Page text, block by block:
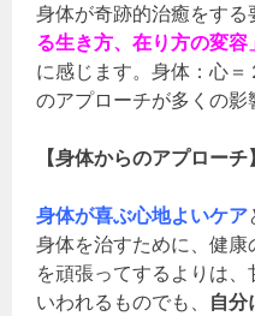
身体が奇跡的治癒をする
る生き方、在り方の変容
に感じます。身体：心
のアプローチが多くの影
【身体からのアプローチ】
身体が喜ぶ心地よいケア
身体を治すために、健
を頑張ってするよりは
いわれるものでも、 自分